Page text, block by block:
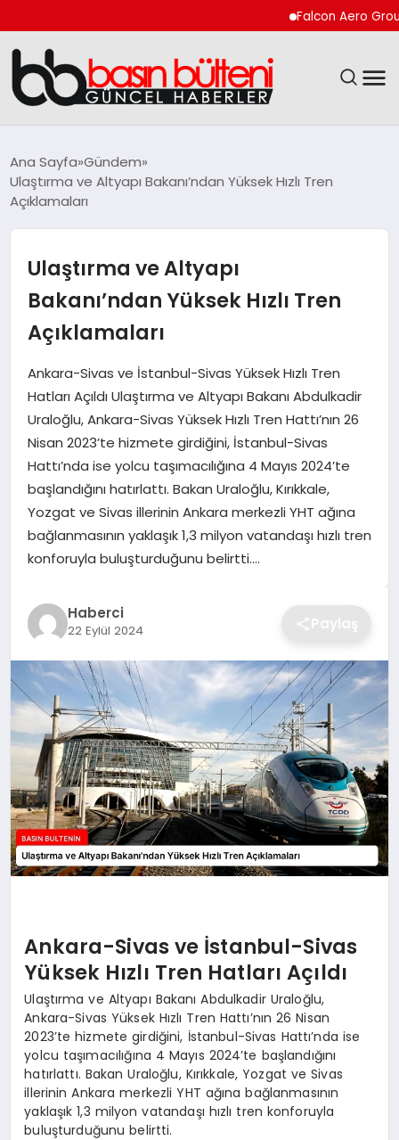
Falcon Aero Group,
GÜNCEL
MAGAZIN
SAĞLIK
SPOR
TEKNOLOJI
YAŞAM
GÜNDEM
Ana Sayfa Gündem
Ulaştırma ve Altyapı Bakanı’ndan Yüksek Hızlı Tren
Açıklamaları
Ulaştırma ve Altyapı
Bakanı’ndan Yüksek Hızlı Tren
Açıklamaları
Ankara-Sivas ve İstanbul-Sivas Yüksek Hızlı Tren
Hatları Açıldı Ulaştırma ve Altyapı Bakanı Abdulkadir
Uraloğlu, Ankara-Sivas Yüksek Hızlı Tren Hattı’nın 26
Nisan 2023’te hizmete girdiğini, İstanbul-Sivas
Hattı’nda ise yolcu taşımacılığına 4 Mayıs 2024’te
başlandığını hatırlattı. Bakan Uraloğlu, Kırıkkale,
Yozgat ve Sivas illerinin Ankara merkezli YHT ağına
bağlanmasının yaklaşık 1,3 milyon vatandaşı hızlı tren
konforuyla buluşturduğunu belirtti….
Haberci
22 Eylül 2024 Paylaş
Ankara-Sivas ve İstanbul-Sivas
Yüksek Hızlı Tren Hatları Açıldı
Ulaştırma ve Altyapı Bakanı Abdulkadir Uraloğlu,
Ankara-Sivas Yüksek Hızlı Tren Hattı’nın 26 Nisan
2023’te hizmete girdiğini, İstanbul-Sivas Hattı’nda ise
yolcu taşımacılığına 4 Mayıs 2024’te başlandığını
hatırlattı. Bakan Uraloğlu, Kırıkkale, Yozgat ve Sivas
illerinin Ankara merkezli YHT ağına bağlanmasının
yaklaşık 1,3 milyon vatandaşı hızlı tren konforuyla
buluşturduğunu belirtti.